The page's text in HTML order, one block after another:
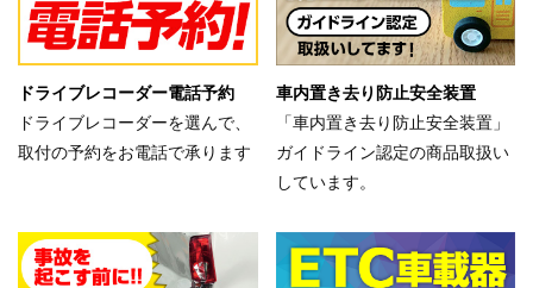
ドライブレコーダー電話予約
ドライブレコーダーを選んで、
取付の予約をお電話で承ります
車内置き去り防止安全装置
「車内置き去り防止安全装置」
ガイドライン認定の商品取扱い
しています。